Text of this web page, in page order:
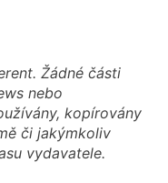
Žádné části
nebo
kopírovány
či jakýmkoliv
vydavatele.